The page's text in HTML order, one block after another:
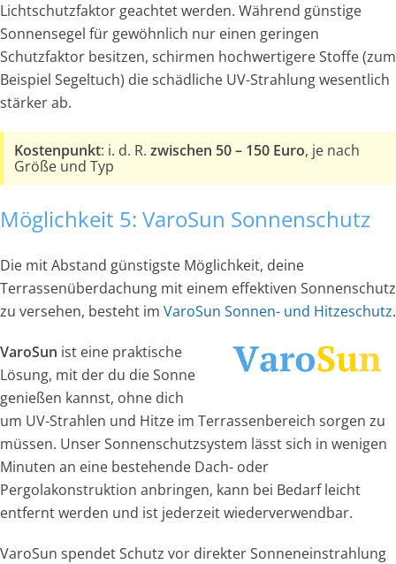
Lichtschutzfaktor geachtet werden. Während günstige
Sonnensegel für gewöhnlich nur einen geringen
Schutzfaktor besitzen, schirmen hochwertigere Stoffe (zum
Beispiel Segeltuch) die schädliche UV-Strahlung wesentlich
stärker ab.
Kostenpunkt: i. d. R. zwischen 50 – 150 Euro, je nach
Größe und Typ
Möglichkeit 5: VaroSun Sonnenschutz
Die mit Abstand günstigste Möglichkeit, deine
Terrassenüberdachung mit einem effektiven Sonnenschutz
zu versehen, besteht im VaroSun Sonnen- und Hitzeschutz.
VaroSun ist eine praktische
Lösung, mit der du die Sonne
genießen kannst, ohne dich
um UV-Strahlen und Hitze im Terrassenbereich sorgen zu
müssen. Unser Sonnenschutzsystem lässt sich in wenigen
Minuten an eine bestehende Dach- oder
Pergolakonstruktion anbringen, kann bei Bedarf leicht
entfernt werden und ist jederzeit wiederverwendbar.
VaroSun spendet Schutz vor direkter Sonneneinstrahlung